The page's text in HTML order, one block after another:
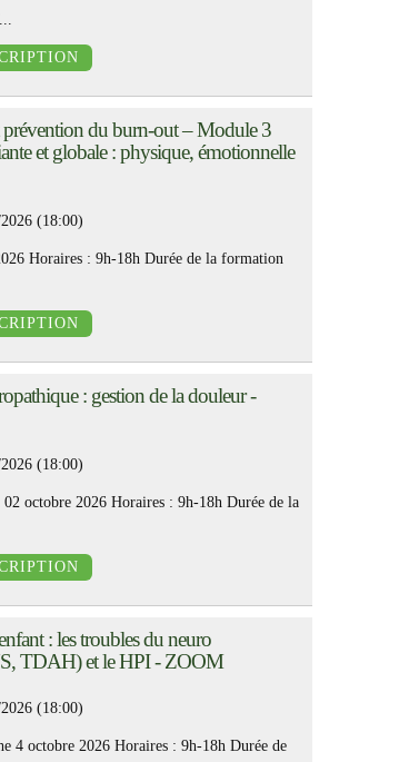
prévention du burn-out – Module 3
et globale : physique, émotionnelle
(18:00)
Horaires : 9h-18h Durée de la formation
: gestion de la douleur -
(18:00)
octobre 2026 Horaires : 9h-18h Durée de la
: les troubles du neuro
TDAH) et le HPI - ZOOM
(18:00)
4 octobre 2026 Horaires : 9h-18h Durée de